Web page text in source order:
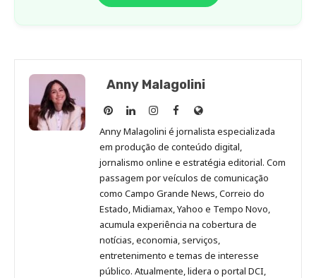
Anny Malagolini
Anny
Malagolini
no
Pinterest
Anny
Malagolini
no
LinkedIn
Anny
Malagolini
no
Instagram
Anny
Malagolini
no
Facebook
Site
de
Anny
Malagolini
Anny Malagolini é jornalista especializada
em produção de conteúdo digital,
jornalismo online e estratégia editorial. Com
passagem por veículos de comunicação
como Campo Grande News, Correio do
Estado, Midiamax, Yahoo e Tempo Novo,
acumula experiência na cobertura de
notícias, economia, serviços,
entretenimento e temas de interesse
público. Atualmente, lidera o portal DCI,